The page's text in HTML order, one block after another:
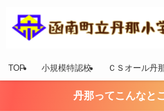
TOP 小規模特認校 ＣＳオール丹
丹那ってこんなと